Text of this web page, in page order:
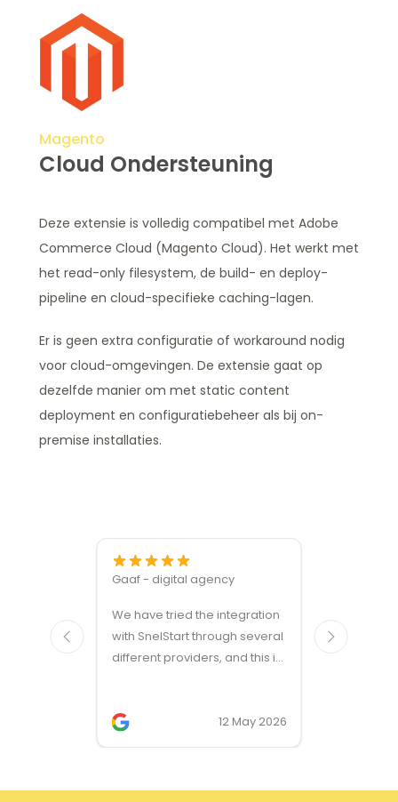
Magento
Cloud Ondersteuning
Deze extensie is volledig compatibel met Adobe
Commerce Cloud (Magento Cloud). Het werkt met
het read-only filesystem, de build- en deploy-
pipeline en cloud-specifieke caching-lagen.
Er is geen extra configuratie of workaround nodig
voor cloud-omgevingen. De extensie gaat op
dezelfde manier om met static content
deployment en configuratiebeheer als bij on-
premise installaties.
Gaaf - digital agency
We have tried the integration
with SnelStart through several
different providers, and this is
two occasions, and it was
provided quickly and
12 May 2026
modules